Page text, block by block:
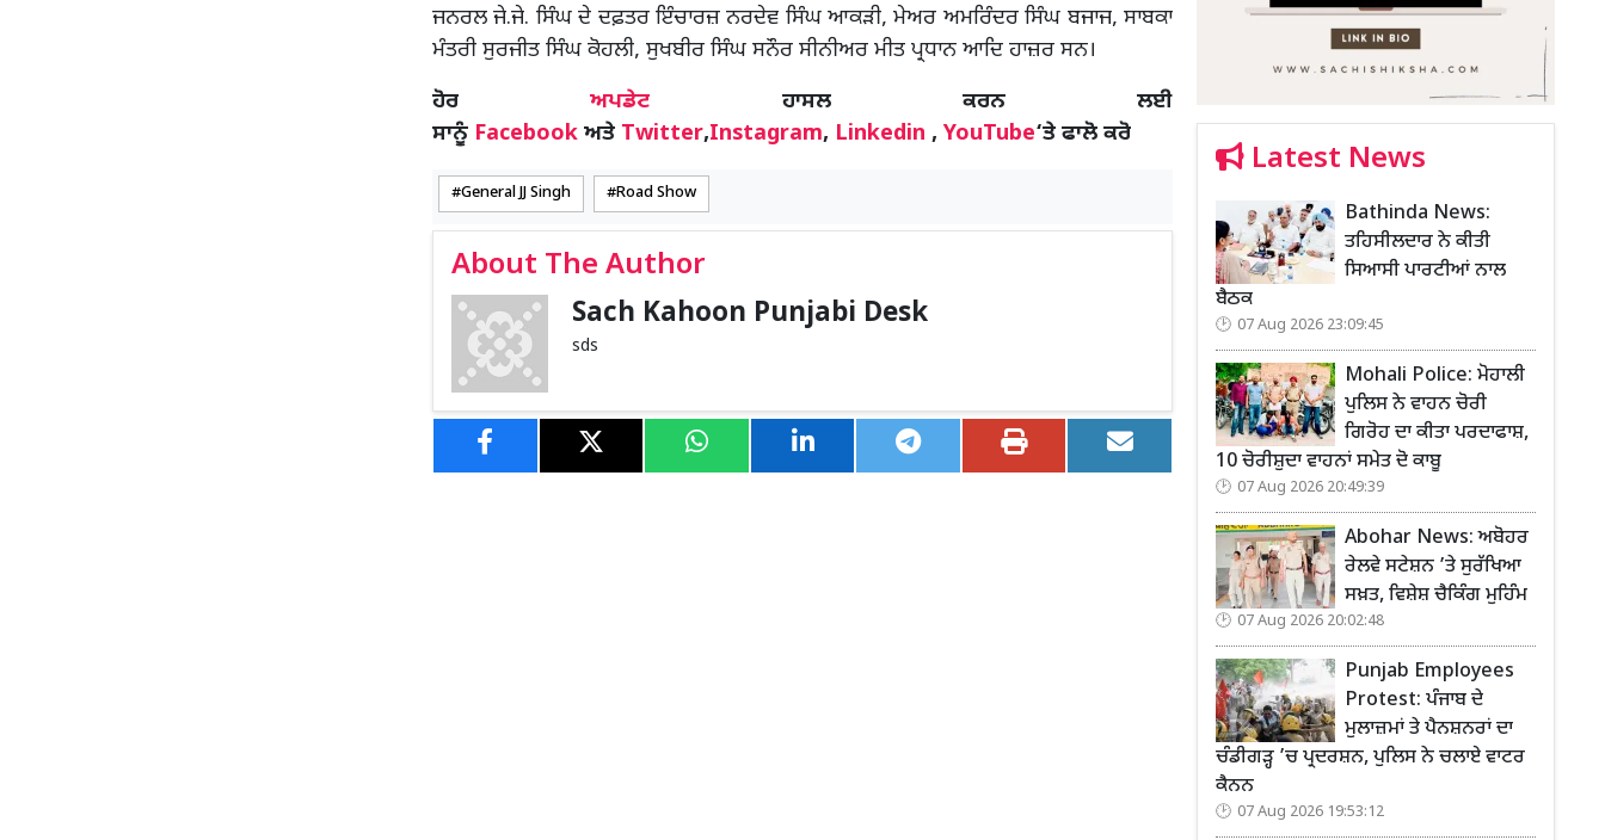
ਜਨਰਲ ਜੇ.ਜੇ. ਸਿੰਘ ਦੇ ਦਫ਼ਤਰ ਇੰਚਾਰਜ਼ ਨਰਦੇਵ ਸਿੰਘ ਆਕੜੀ, ਮੇਅਰ ਅਮਰਿੰਦਰ ਸਿੰਘ ਬਜਾਜ, ਸਾਬਕਾ
ਮੰਤਰੀ ਸੁਰਜੀਤ ਸਿੰਘ ਕੋਹਲੀ, ਸੁਖਬੀਰ ਸਿੰਘ ਸਨੌਰ ਸੀਨੀਅਰ ਮੀਤ ਪ੍ਰਧਾਨ ਆਦਿ ਹਾਜ਼ਰ ਸਨ।
ਹੋਰਅਪਡੇਟ ਹਾਸਲ ਕਰਨ ਲਈ
ਸਾਨੂੰ Facebook ਅਤੇ Twitter,Instagram, Linkedin , YouTube‘ਤੇ ਫਾਲੋ ਕਰੋ
General JJ Singh Road Show
About The Author
Sach Kahoon Punjabi Desk
sds
Latest News
Bathinda News:
ਤਹਿਸੀਲਦਾਰ ਨੇ ਕੀਤੀ
ਸਿਆਸੀ ਪਾਰਟੀਆਂ ਨਾਲ
ਬੈਠਕ
07 Aug 2026 23:09:45
Mohali Police: ਮੋਹਾਲੀ
ਪੁਲਿਸ ਨੇ ਵਾਹਨ ਚੋਰੀ
ਗਿਰੋਹ ਦਾ ਕੀਤਾ ਪਰਦਾਫਾਸ਼,
10 ਚੋਰੀਸ਼ੁਦਾ ਵਾਹਨਾਂ ਸਮੇਤ ਦੋ ਕਾਬੂ
07 Aug 2026 20:49:39
Abohar News: ਅਬੋਹਰ
ਰੇਲਵੇ ਸਟੇਸ਼ਨ ’ਤੇ ਸੁਰੱਖਿਆ
ਸਖ਼ਤ, ਵਿਸ਼ੇਸ਼ ਚੈਕਿੰਗ ਮੁਹਿੰਮ
07 Aug 2026 20:02:48
Punjab Employees
Protest: ਪੰਜਾਬ ਦੇ
ਮੁਲਾਜ਼ਮਾਂ ਤੇ ਪੈਨਸ਼ਨਰਾਂ ਦਾ
ਚੰਡੀਗੜ੍ਹ ’ਚ ਪ੍ਰਦਰਸ਼ਨ, ਪੁਲਿਸ ਨੇ ਚਲਾਏ ਵਾਟਰ
ਕੈਨਨ
07 Aug 2026 19:53:12